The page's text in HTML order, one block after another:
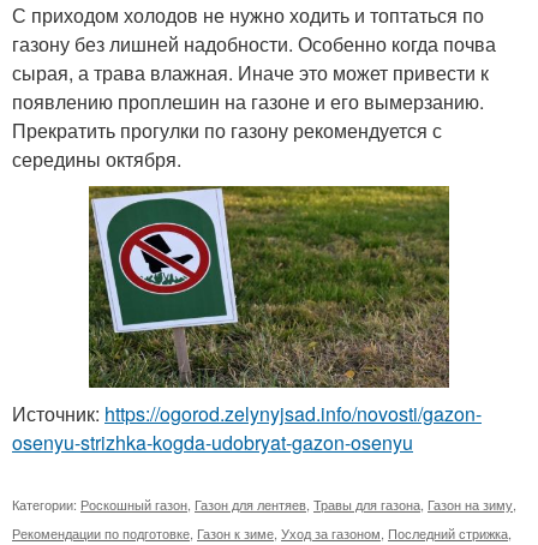
С приходом холодов не нужно ходить и топтаться по
газону без лишней надобности. Особенно когда почва
сырая, а трава влажная. Иначе это может привести к
появлению проплешин на газоне и его вымерзанию.
Прекратить прогулки по газону рекомендуется с
середины октября.
Источник: https://ogorod.zelynyjsad.info/novosti/gazon-
osenyu-strizhka-kogda-udobryat-gazon-osenyu
Категории: Роскошный газон Газон для лентяев Травы для газона Газон на зиму
Рекомендации по подготовке Газон к зиме Уход за газоном Последний стрижка